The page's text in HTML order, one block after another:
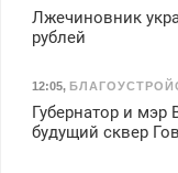
Лжечиновник
рублей
12:05,
Губернатор и мэр
будущий сквер